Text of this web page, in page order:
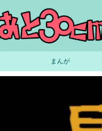
まんが